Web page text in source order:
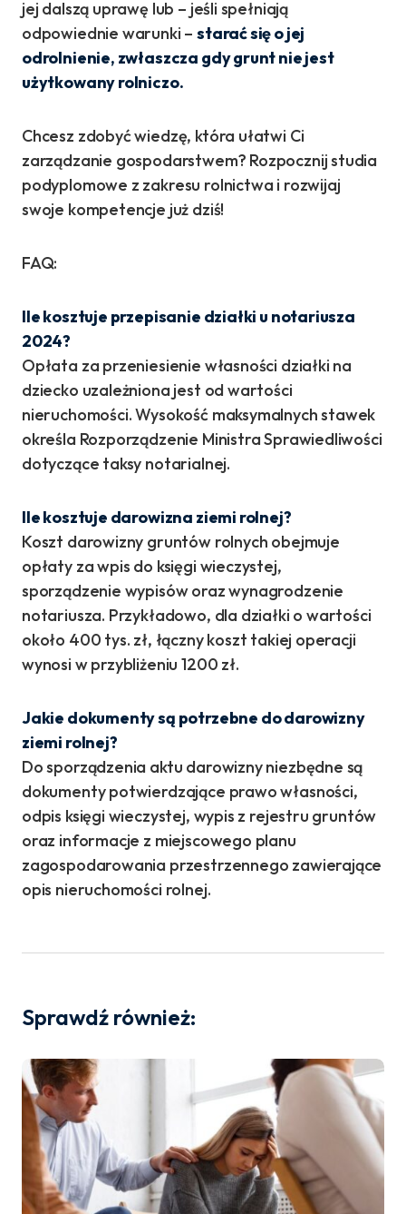
jej dalszą uprawę lub – jeśli spełniają
odpowiednie warunki –starać się o jej
odrolnienie, zwłaszcza gdy grunt nie jest
użytkowany rolniczo.
Chcesz zdobyć wiedzę, która ułatwi Ci
zarządzanie gospodarstwem? Rozpocznij studia
podyplomowe z zakresu rolnictwa i rozwijaj
swoje kompetencje już dziś!
FAQ:
Ile kosztuje przepisanie działki u notariusza
2024?
Opłata za przeniesienie własności działki na
dziecko uzależniona jest od wartości
nieruchomości. Wysokość maksymalnych stawek
określa Rozporządzenie Ministra Sprawiedliwości
dotyczące taksy notarialnej.
Ile kosztuje darowizna ziemi rolnej?
Koszt darowizny gruntów rolnych obejmuje
opłaty za wpis do księgi wieczystej,
sporządzenie wypisów oraz wynagrodzenie
notariusza. Przykładowo, dla działki o wartości
około 400 tys. zł, łączny koszt takiej operacji
wynosi w przybliżeniu 1200 zł.
Jakie dokumenty są potrzebne do darowizny
ziemi rolnej?
Do sporządzenia aktu darowizny niezbędne są
dokumenty potwierdzające prawo własności,
odpis księgi wieczystej, wypis z rejestru gruntów
oraz informacje z miejscowego planu
zagospodarowania przestrzennego zawierające
opis nieruchomości rolnej.
Sprawdź również: